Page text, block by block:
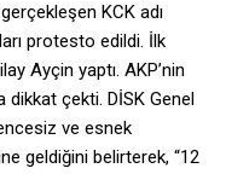
KCK adı
protesto edildi. İlk
Ayçin yaptı. AKP’nin
dikkat çekti. DİSK Genel
ve esnek
geldiğini belirterek, “12